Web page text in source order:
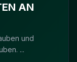
AN
und
unvernünftig, an etwas anderes zu glauben. ...